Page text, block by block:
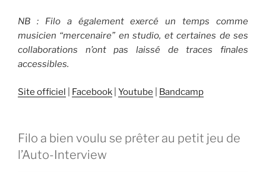
NB : Filo a également exercé un temps comme
musicien “mercenaire” en studio, et certaines de ses
collaborations n’ont pas laissé de traces finales
accessibles.
Site officiel Facebook Youtube Bandcamp
Filo a bien voulu se prêter au petit jeu de
l’Auto-Interview